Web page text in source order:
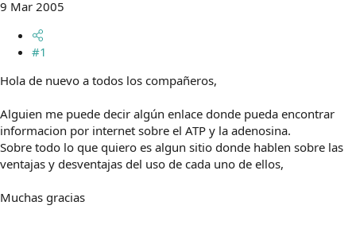
e
a
9 Mar 2005
#1
Hola de nuevo a todos los compañeros,
Alguien me puede decir algún enlace donde pueda encontrar
informacion por internet sobre el ATP y la adenosina.
Sobre todo lo que quiero es algun sitio donde hablen sobre las
ventajas y desventajas del uso de cada uno de ellos,
Muchas gracias